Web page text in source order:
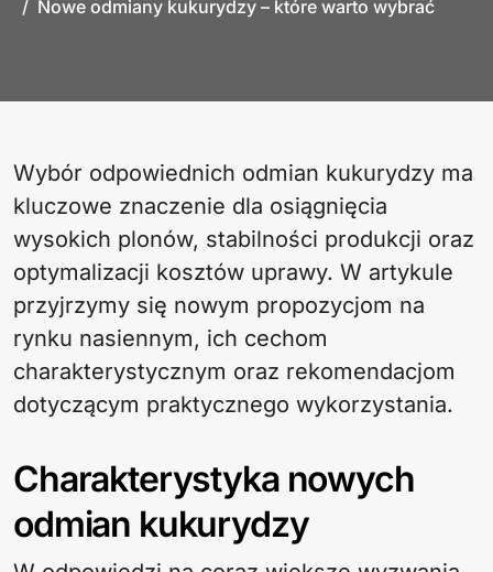
Nowe odmiany kukurydzy – które warto wybrać
Wybór odpowiednich odmian kukurydzy ma
kluczowe znaczenie dla osiągnięcia
wysokich plonów, stabilności produkcji oraz
optymalizacji kosztów uprawy. W artykule
przyjrzymy się nowym propozycjom na
rynku nasiennym, ich cechom
charakterystycznym oraz rekomendacjom
dotyczącym praktycznego wykorzystania.
Charakterystyka nowych
odmian kukurydzy